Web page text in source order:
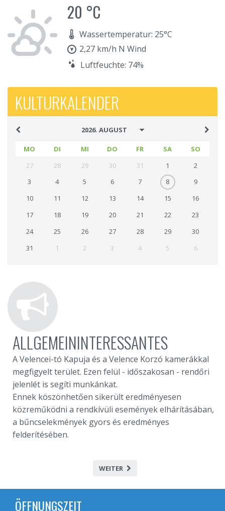
20 °C
Wassertemperatur: 25°C
2,27 km/h N Wind
Luftfeuchte: 74%
KULTURKALENDER
MO DI MI DO FR SA
SO
27
28 29 30 31 1
2
3
4 5 6 7 8
9
10
11 12 13 14 15
16
17
18 19 20 21 22
23
24
25 26 27 28 29
30
31
1 2 3 4 5 6
ALLGEMEININTERESSANTES
A Velencei-tó Kapuja és a Velence Korzó kamerákkal
megfigyelt terület. Ezen felül - időszakosan - rendőri
jelenlét is segíti munkánkat.
Ennek köszönhetően sikerült eredményesen
közreműködni a rendkívüli események elhárításában,
a bűncselekmények gyors és eredményes
felderítésében.
WEITER
ÖFFNUNGSZEIT